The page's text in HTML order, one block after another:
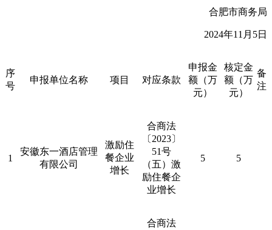
合肥市商务局
2024年11月5日
序
号
申报单位名称 项目 对应条款
申报金
额（万
元）
核定金
额（万
元）
备
注
1
安徽东一酒店管理
有限公司
激励住
餐企业
增长
合商法
〔 2023〕
51号
（五）激
励住餐企
业增长
5 5
合商法